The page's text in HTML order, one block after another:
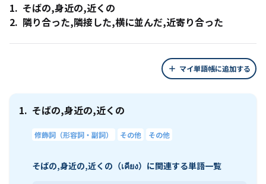
1. そばの,身近の,近くの
2. 隣り合った,隣接した,横に並んだ,近寄り合った
マイ単語帳に追加する
1. そばの,身近の,近くの
修飾詞（形容詞・副詞） その他 その他
そばの,身近の,近くの（เคียง）に関連する単語一覧